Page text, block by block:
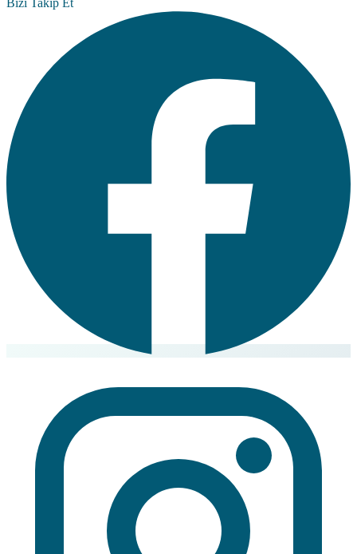
Bizi Takip Et